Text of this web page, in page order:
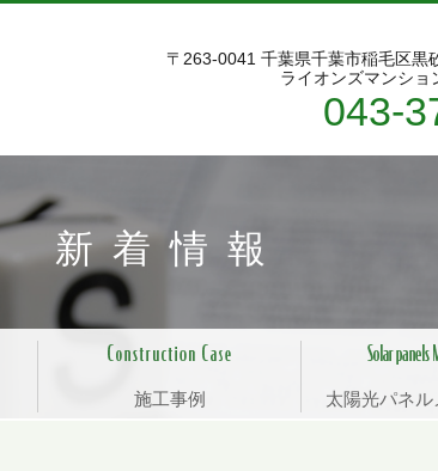
〒263-0041 千葉県千葉市稲毛区黒
ライオンズマンシ
043-
施工事例 太陽光パネ
新着情報